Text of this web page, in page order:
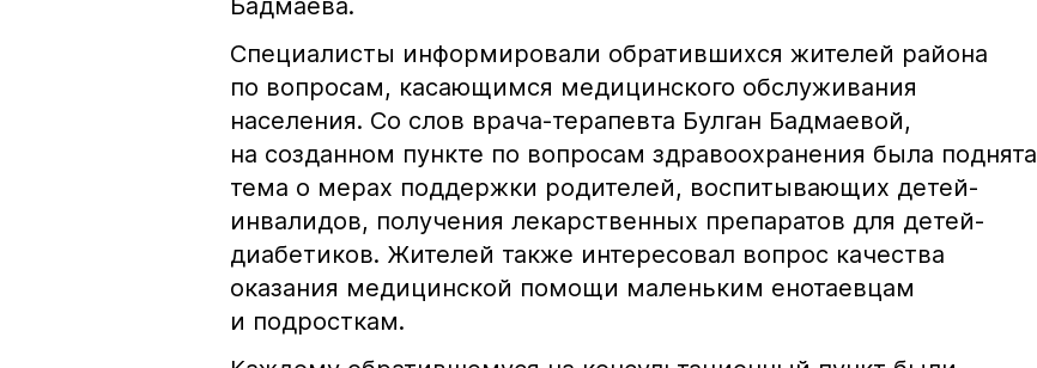
Бадмаева.
Специалисты информировали обратившихся жителей района
по вопросам, касающимся медицинского обслуживания
населения. Со слов врача-терапевта Булган Бадмаевой,
на созданном пункте по вопросам здравоохранения была поднята
тема о мерах поддержки родителей, воспитывающих детей-
инвалидов, получения лекарственных препаратов для детей-
диабетиков. Жителей также интересовал вопрос качества
оказания медицинской помощи маленьким енотаевцам
и подросткам.